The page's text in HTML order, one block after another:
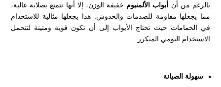
بالرغم من أن أبواب الألمنيوم خفيفة الوزن، إلا أنها تتمتع بصلابة عالية،
مما يجعلها مقاومة للصدمات والخدوش. هذا يجعلها مثالية للاستخدام
في الحمامات حيث تحتاج الأبواب إلى أن تكون قوية ومتينة لتتحمل
الاستخدام اليومي المتكرر.
سهولة الصيانة